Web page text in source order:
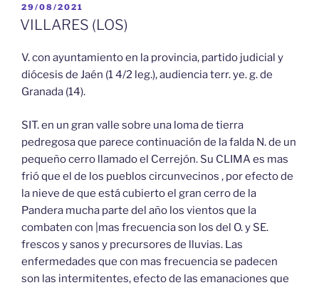
PUBLICADO
EL
29/08/2021
VILLARES (LOS)
V. con ayuntamiento en la provincia, partido judicial y
diócesis de Jaén (1 4/2 leg.), audiencia terr. ye. g. de
Granada (14).
SIT. en un gran valle sobre una loma de tierra
pedregosa que parece continuación de la falda N. de un
pequeño cerro llamado el Cerrejón. Su CLIMA es mas
frió que el de los pueblos circunvecinos , por efecto de
la nieve de que está cubierto el gran cerro de la
Pandera mucha parte del año los vientos que la
combaten con |mas frecuencia son los del O. y SE.
frescos y sanos y precursores de lluvias. Las
enfermedades que con mas frecuencia se padecen
son las intermitentes, efecto de las emanaciones que